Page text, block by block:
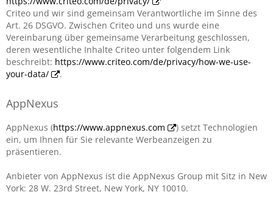
Criteo und wir sind gemeinsam Verantwortliche im Sinne des
Art. 26 DSGVO. Zwischen Criteo und uns wurde eine
Vereinbarung über gemeinsame Verarbeitung geschlossen,
deren wesentliche Inhalte Criteo unter folgendem Link
beschreibt: https://www.criteo.com/de/privacy/how-we-use-
your-data/
.
AppNexus
AppNexus (https://www.appnexus.com
) setzt Technologien
ein, um Ihnen für Sie relevante Werbeanzeigen zu
präsentieren.
Anbieter von AppNexus ist die AppNexus Group mit Sitz in New
York: 28 W. 23rd Street, New York, NY 10010.